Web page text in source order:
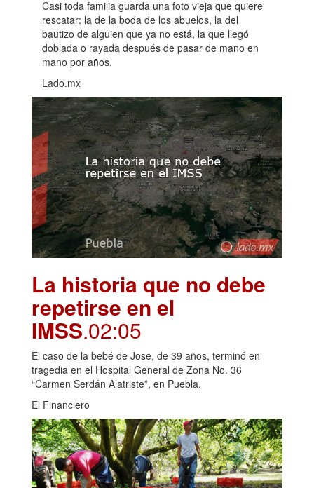
Casi toda familia guarda una foto vieja que quiere
rescatar: la de la boda de los abuelos, la del
bautizo de alguien que ya no está, la que llegó
doblada o rayada después de pasar de mano en
mano por años.
Lado.mx
La historia que no debe
repetirse en el
IMSS.02:05
El caso de la bebé de Jose, de 39 años, terminó en
tragedia en el Hospital General de Zona No. 36
“Carmen Serdán Alatriste”, en Puebla.
El Financiero